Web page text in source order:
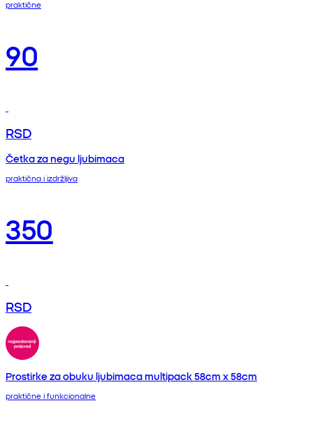
praktične
90
RSD
Četka za negu ljubimaca
praktična i izdržljiva
350
RSD
Prostirke za obuku ljubimaca multipack 58cm x 58cm
praktične i funkcionalne